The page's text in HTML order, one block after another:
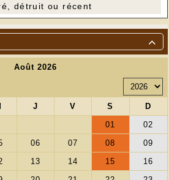

détruit ou récent